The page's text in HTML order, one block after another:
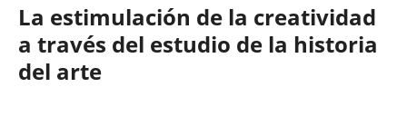
La estimulación de la creatividad
a través del estudio de la historia
del arte